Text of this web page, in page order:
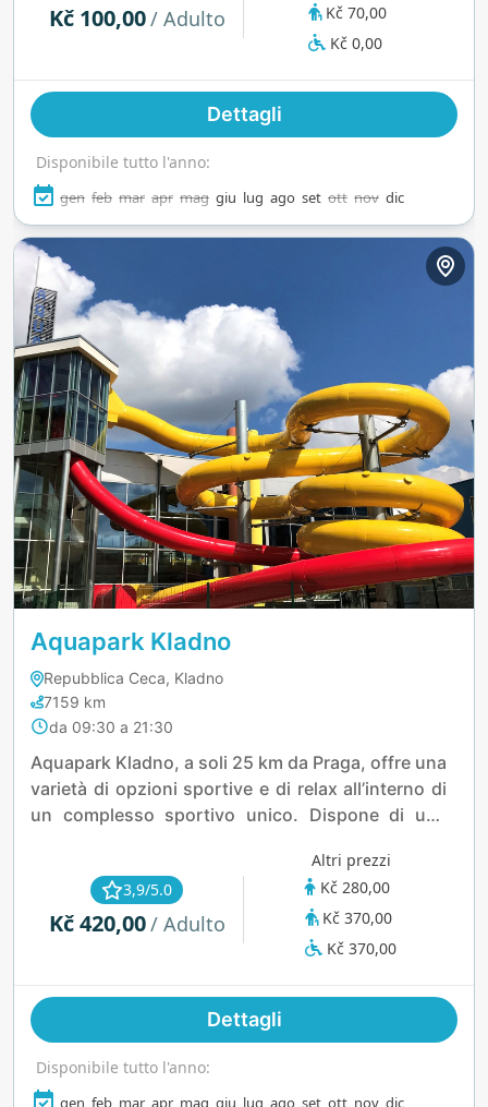
dedicate, mentre gli adulti possono rilassarsi
nelle vasche idromassaggio o sotto i funghi
altro, è una giornata piena di divertimento sotto il
sole ceco.
Kč 100,00/ Adulto
Kč 70,00
Kč 0,00
Dettagli
Disponibile tutto l'anno:
gen feb mar apr mag giu lug ago set ott nov dic
Aquapark Kladno
Repubblica Ceca, Kladno
7159 km
da 09:30 a 21:30
Aquapark Kladno, a soli 25 km da Praga, offre una
varietà di opzioni sportive e di relax all’interno di
un complesso sportivo unico. Dispone di una
trampolini, una piscina estiva, una palestra
sportiva e aree giochi all’aperto, tutti situati vicino
al parco forestale di Lapák. Gli scivoli d’acqua,
arricchiti da effetti luminosi e da un lancio “Turbo
divertente.
3,9/5.0
Kč 420,00/ Adulto
Altri prezzi
Kč 280,00
Kč 370,00
Kč 370,00
Dettagli
Disponibile tutto l'anno:
gen feb mar apr mag giu lug ago set ott nov dic